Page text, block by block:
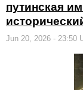
путинская
Jun 20, 2026 - 23:50